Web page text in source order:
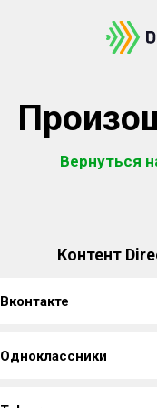
Вернуться
Контент
Вконтакте
Одноклассники